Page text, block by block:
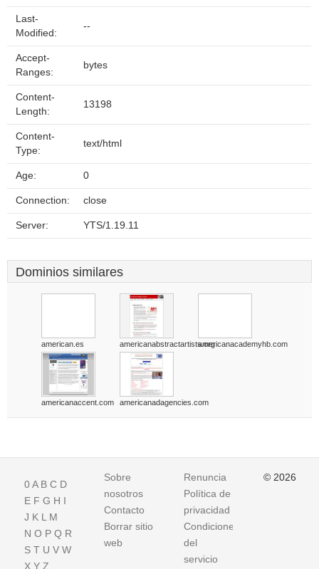
Last-
Modified:
--
Accept-
Ranges:
bytes
Content-
Length:
13198
Content-
Type:
text/html
Age: 0
Connection: close
Server: YTS/1.19.11
Dominios similares
american.es americanabstractartists.orgamericanacademyhb.com
americanaccent.com americanadagencies.com
0A B C D
E F G H I
J K L M
N O P Q R
S T U V W
X Y Z
Sobre
nosotros
Contacto
Borrar sitio
web
Renuncia
Política de
privacidad
Condiciones
del
servicio
© 2026